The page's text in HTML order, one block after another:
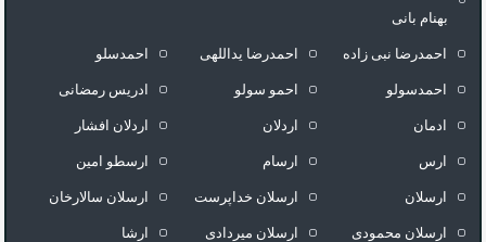
بهنام بانی
احمدرضا نبی زاده احمدرضا یداللهی احمدسلو
احمدسولو احمو سولو ادریس رمضانی
ادمان اردلان اردلان افشار
ارس ارسام ارسطو امین
ارسلان ارسلان خداپرست ارسلان سالارخان
ارسلان محمودی ارسلان میردادی ارشا